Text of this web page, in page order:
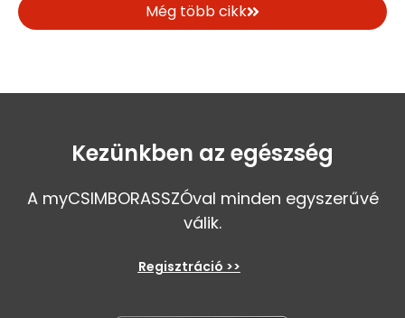
Még több cikk
Kezünkben az egészség
A myCSIMBORASSZÓval minden egyszerűvé
válik.
Regisztráció >>